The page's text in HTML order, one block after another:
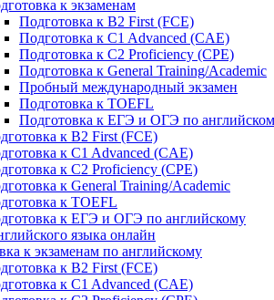
к экзаменам
Подготовка к B2 First (FCE)
Подготовка к C1 Advanced (CAE)
Подготовка к C2 Proficiency (CPE)
Подготовка к General Training/Academic
Пробный международный экзамен
Подготовка к TOEFL
Подготовка к ЕГЭ и ОГЭ по
к B2 First (FCE)
к C1 Advanced (CAE)
к C2 Proficiency (CPE)
к General Training/Academic
к TOEFL
к ЕГЭ и ОГЭ по английскому
языка онлайн
к экзаменам по английскому
к B2 First (FCE)
к C1 Advanced (CAE)